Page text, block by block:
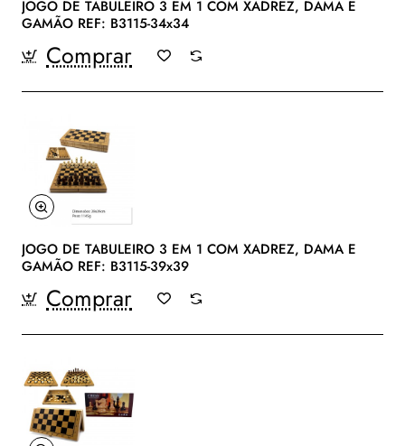
JOGO DE TABULEIRO 3 EM 1 COM XADREZ, DAMA E
GAMÃO REF: B3115-34x34
Comprar
JOGO DE TABULEIRO 3 EM 1 COM XADREZ, DAMA E
GAMÃO REF: B3115-39x39
Comprar